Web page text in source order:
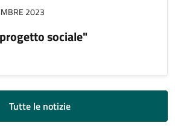
2023
sociale"
Tutte le notizie